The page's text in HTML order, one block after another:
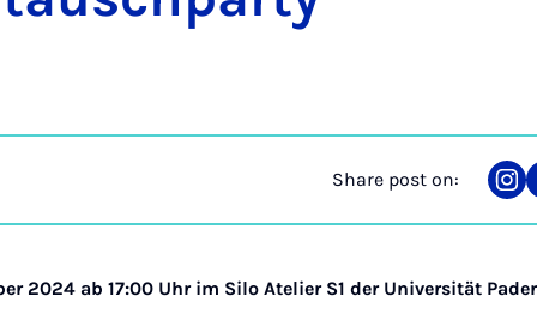
Share post on:
on
2024 ab 17:00 Uhr im Silo Atelier S1 der Universität